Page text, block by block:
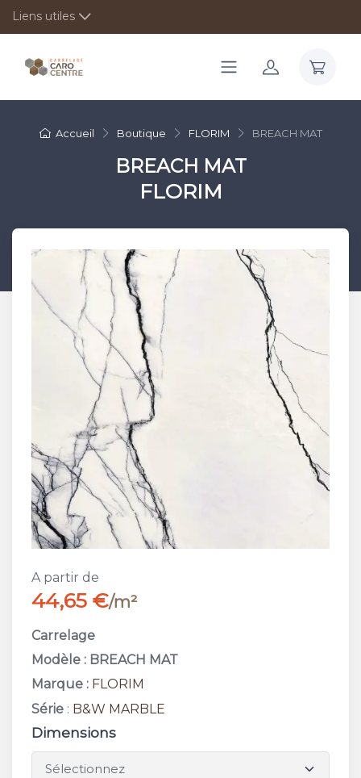
Liens utiles
Accueil Boutique FLORIM BREACH MAT
BREACH MAT
FLORIM
A partir de
44,65 €/m²
Carrelage
Modèle : BREACH MAT
Marque : FLORIM
Série : B&W MARBLE
Dimensions